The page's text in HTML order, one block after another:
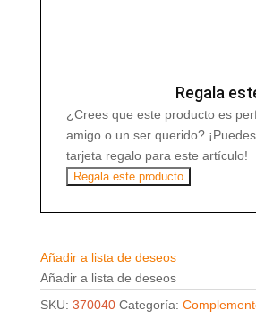
Regala
¿Crees que este producto es
amigo o un ser querido?
tarjeta regalo para este artículo!
Regala este producto
Añadir a lista de deseos
Añadir a lista de deseos
SKU: 370040 Categoría: